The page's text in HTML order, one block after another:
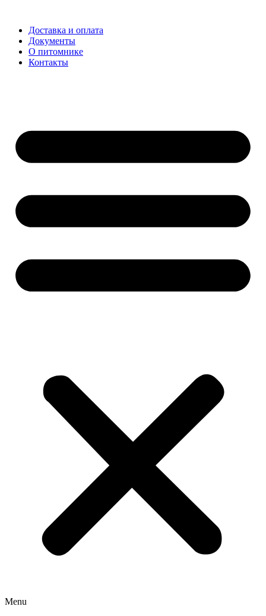
Доставка и оплата
Документы
О питомнике
Контакты
Menu